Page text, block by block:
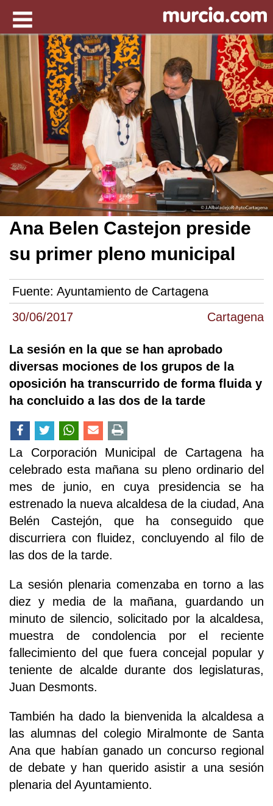
30/06/2017 Cartagena
Ana Belen Castejon preside
su primer pleno municipal
Fuente: Ayuntamiento de Cartagena
La sesión en la que se han aprobado
diversas mociones de los grupos de la
oposición ha transcurrido de forma fluida y
ha concluido a las dos de la tarde
La Corporación Municipal de Cartagena ha
celebrado esta mañana su pleno ordinario del
mes de junio, en cuya presidencia se ha
estrenado la nueva alcaldesa de la ciudad, Ana
Belén Castejón, que ha conseguido que
discurriera con fluidez, concluyendo al filo de
las dos de la tarde.
La sesión plenaria comenzaba en torno a las
diez y media de la mañana, guardando un
minuto de silencio, solicitado por la alcaldesa,
muestra de condolencia por el reciente
fallecimiento del que fuera concejal popular y
teniente de alcalde durante dos legislaturas,
Juan Desmonts.
También ha dado la bienvenida la alcaldesa a
las alumnas del colegio Miralmonte de Santa
Ana que habían ganado un concurso regional
de debate y han querido asistir a una sesión
plenaria del Ayuntamiento.